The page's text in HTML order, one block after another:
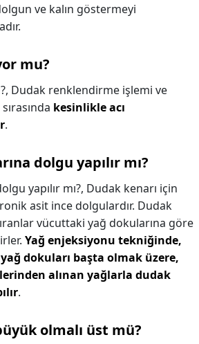
ve kalın göstermeyi
mu?
Dudak renklendirme işlemi ve
kesinlikle acı
.
dolgu yapılır mı?
yapılır mı?, Dudak kenarı için
asit ince dolgulardır. Dudak
vücuttaki yağ dokularına göre
Yağ enjeksiyonu tekniğinde,
dokuları başta olmak üzere,
alınan yağlarla dudak
.
olmalı üst mü?